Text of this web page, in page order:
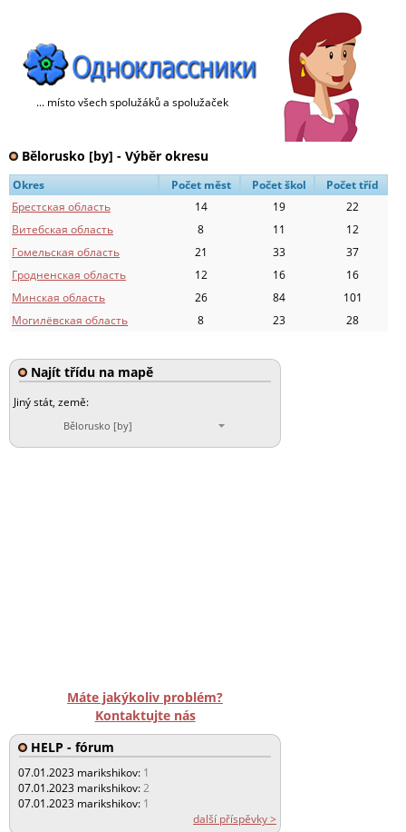
... místo všech spolužáků a spolužaček
Bělorusko [by] - Výběr okresu
Okres Počet měst Počet škol
Počet tříd
Брестская область
14 19
22
Витебская область
8 11
12
Гомельская область
21 33
37
Гродненская область
12 16
16
Минская область
26 84
101
Могилёвская область
8 23 28
Najít třídu na mapě
Jiný stát, země:
Bělorusko [by]
Máte jakýkoliv problém?
Kontaktujte nás
HELP - fórum
07.01.2023 marikshikov: 1
07.01.2023 marikshikov:2
07.01.2023 marikshikov: 1
další příspěvky >